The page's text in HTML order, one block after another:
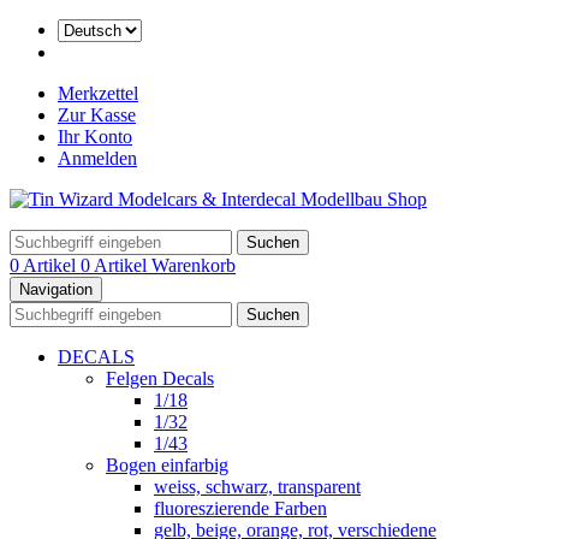
Merkzettel
Zur Kasse
Ihr Konto
Anmelden
Suchen
0 Artikel 0 Artikel Warenkorb
Navigation
Suchen
DECALS
Felgen Decals
1/18
1/32
1/43
Bogen einfarbig
weiss, schwarz, transparent
fluoreszierende Farben
gelb, beige, orange, rot, verschiedene